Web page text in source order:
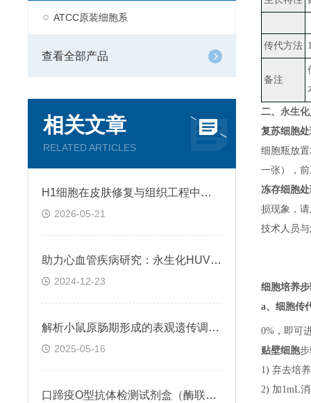
ATCC原装细胞系
查看全部产品
相关文章
RELATED ARTICLES
H1细胞在皮肤修复与组织工程中的应用前景
2026-05-21
助力心血管疾病研究：永生化HUVEC!
2024-12-23
解析小鼠原肠期形成的表观遗传调控规律
2025-05-16
口蹄疫O型抗体检测试剂盒（酶联免疫法）检测原理
传代方法
备注
二、 永生
复苏细胞
细胞瓶放
一张）
，
冻存细胞
损现象，
技术人员
细胞培养
a、 细胞传
0%，即可
贴壁细胞
1) 弃去培
2) 加1mL